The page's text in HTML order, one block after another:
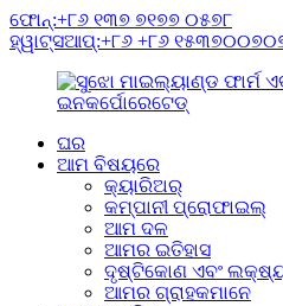
ଫୋନ୍:+୮୬ ୧୩୭ ୭୧୭୭ ୦୫୭୮
ହ୍ୱାଟ୍ସଆପ୍:+୮୬ +୮୬
ଘର
ଆମ ବିଷୟରେ
କ୍ୟାରିଅର୍
କମ୍ପାନୀ ପ୍ରୋଫାଇଲ୍
ଆମ ଦଳ
ଆମର ଇତିହାସ
ଦୃଷ୍ଟିକୋଣ ଏବଂ
ଆମର ଗ୍ରାହକମାନେ